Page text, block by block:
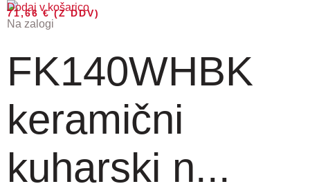
71,66€(Z DDV)
Dodaj v košarico
Na zalogi
FK140WHBK
keramični
kuharski n...